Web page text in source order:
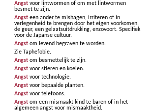
Angst voor lintwormen of om met lintwormen
besmet te zijn.
Angst een ander te mishagen, irriteren of in
verlegenheid te brengen door het eigen voorkomen,
de geur, een gelaatsuitdrukking, enzovoort. Specifiek
voor de Japanse cultuur.
Angst om levend begraven te worden.
Zie Taphefobie.
Angst om besmettelijk te zijn.
Angst voor stieren en koeien.
Angst voor technologie.
Angst voor bepaalde planten.
Angst voor telefoons.
Angst om een mismaakt kind te baren of in het
algemeen angst voor mismaaktheid.